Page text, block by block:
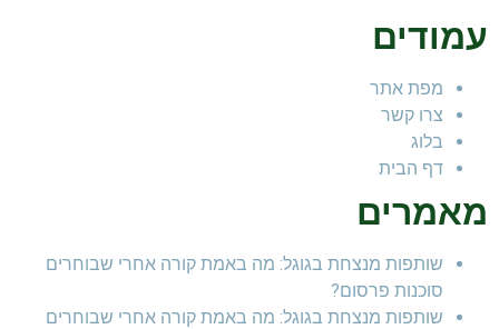
עמודים
מפת אתר
צרו קשר
בלוג
דף הבית
מאמרים
שותפות מנצחת בגוגל: מה באמת קורה אחרי שבוחרים
סוכנות פרסום?
שותפות מנצחת בגוגל: מה באמת קורה אחרי שבוחרים